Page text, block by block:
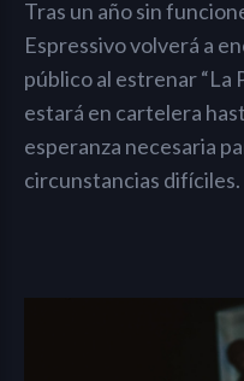
Tras un año sin
Espressivo volverá a
público al estrenar “La
estará en cartelera
esperanza necesaria
circunstancias difíciles.